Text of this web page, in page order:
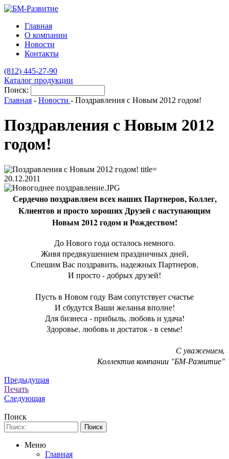
Главная
О компании
Новости
Контакты
(812) 445-27-90
Каталог продукции
Поиск:
Главная - Новости - Поздравления с Новым 2012 годом!
Поздравления с Новым 2012
годом!
20.12.2011
Сердечно поздравляем всех наших Партнеров, Коллег,
Клиентов и просто хороших Друзей с наступающим
Новым 2012 годом и Рождеством!
До Нового года осталось немного.
Живя предвкушением праздничных дней,
Спешим Вас поздравить, надежных Партнеров,
И просто - добрых друзей!
Пусть в Новом году Вам сопутствует счастье
И сбудутся Ваши желанья вполне!
Для бизнеса - прибыль, любовь и удача!
Здоровье, любовь и достаток - в семье!
С уважением,
Коллектив компании "БМ-Развитие"
Предыдущая
Печать
Следующая
Поиск
Меню
Главная